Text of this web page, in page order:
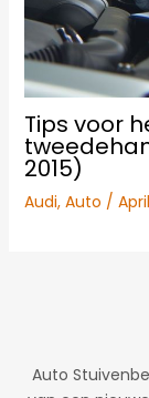
Tips voor
2015)
Audi, Auto /
Auto